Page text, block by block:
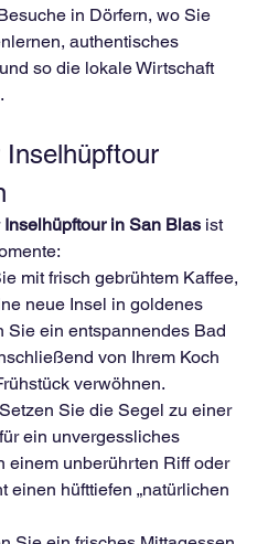
in Dörfern, wo Sie
authentisches
so die lokale Wirtschaft
Inselhüpftour in San Blas ist
mit frisch gebrühtem Kaffee,
neue Insel in goldenes
Sie ein entspannendes Bad
von Ihrem Koch
verwöhnen.
Setzen Sie die Segel zu einer
ein unvergessliches
einem unberührten Riff oder
einen hüfttiefen „natürlichen